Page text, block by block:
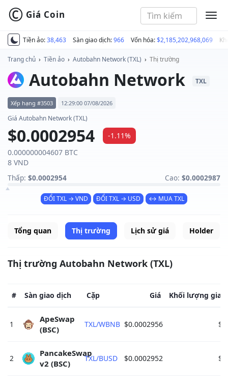
Tiền ảo:38,463 Sàn giao dịch:966 Vốn hóa:$2,185,202,968,069
© Giá Coin
Trang chủ › Tiền ảo › Autobahn Network (TXL) › Thị trường
Autobahn Network TXL
Xếp hạng #3503 12:29:00 07/08/2026
Giá Autobahn Network (TXL)
$0.0002954
-1.11%
0.000000004607 BTC
8 VND
Thấp: $0.0002954 Cao: $0.0002987
ĐỔI TXL → VND ĐỔI TXL → USD ↔ MUA TXL
Tổng quan Thị trường Lịch sử giá Holder
Thị trường Autobahn Network (TXL)
# Sàn giao dịch Cặp Giá Khối lượng giao
1
ApeSwap
(BSC)
TXL/WBNB $0.0002956
2
PancakeSwap
v2 (BSC)
TXL/BUSD $0.0002952